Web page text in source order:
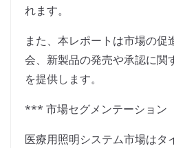
れます。
また、本レポートは市場の促
会、新製品の発売や承認に関
を提供します。
*** 市場セグメンテーション
医療用照明システム市場はタ